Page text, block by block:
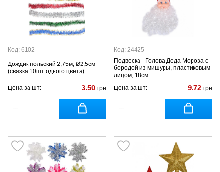
Код: 6102
Дождик польский 2,75м, Ø2,5см
(связка 10шт одного цвета)
Цена за шт: 3.50 грн
Код: 24425
Подвеска - Голова Деда Мороза с
бородой из мишуры, пластиковым
лицом, 18см
Цена за шт:
9.72 грн